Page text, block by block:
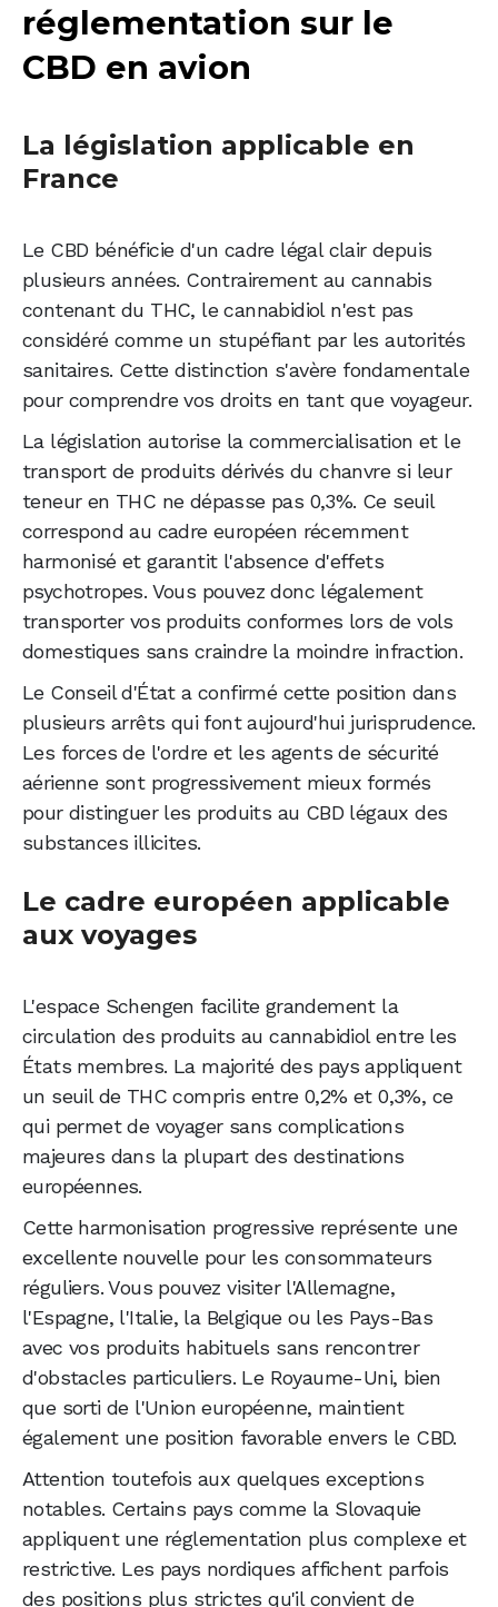
réglementation sur le
CBD en avion
La législation applicable en
France
Le CBD bénéficie d'un cadre légal clair depuis
plusieurs années. Contrairement au cannabis
contenant du THC, le cannabidiol n'est pas
considéré comme un stupéfiant par les autorités
sanitaires. Cette distinction s'avère fondamentale
pour comprendre vos droits en tant que voyageur.
La législation autorise la commercialisation et le
transport de produits dérivés du chanvre si leur
teneur en THC ne dépasse pas 0,3%. Ce seuil
correspond au cadre européen récemment
harmonisé et garantit l'absence d'effets
psychotropes. Vous pouvez donc légalement
transporter vos produits conformes lors de vols
domestiques sans craindre la moindre infraction.
Le Conseil d'État a confirmé cette position dans
plusieurs arrêts qui font aujourd'hui jurisprudence.
Les forces de l'ordre et les agents de sécurité
aérienne sont progressivement mieux formés
pour distinguer les produits au CBD légaux des
substances illicites.
Le cadre européen applicable
aux voyages
L'espace Schengen facilite grandement la
circulation des produits au cannabidiol entre les
États membres. La majorité des pays appliquent
un seuil de THC compris entre 0,2% et 0,3%, ce
qui permet de voyager sans complications
majeures dans la plupart des destinations
européennes.
Cette harmonisation progressive représente une
excellente nouvelle pour les consommateurs
réguliers. Vous pouvez visiter l'Allemagne,
l'Espagne, l'Italie, la Belgique ou les Pays-Bas
avec vos produits habituels sans rencontrer
d'obstacles particuliers. Le Royaume-Uni, bien
que sorti de l'Union européenne, maintient
également une position favorable envers le CBD.
Attention toutefois aux quelques exceptions
notables. Certains pays comme la Slovaquie
appliquent une réglementation plus complexe et
restrictive. Les pays nordiques affichent parfois
des positions plus strictes qu'il convient de